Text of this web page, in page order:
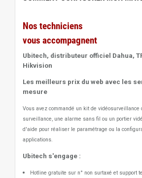
Nos techniciens
vous accompagnent
Ubitech, distributeur officiel Dahua,
Hikvision
Les meilleurs prix du web avec les
mesure
Vous avez commandé un kit de vidéosurveillance
surveillance, une alarme sans fil ou un portier
d'aide pour réaliser le paramétrage ou la
applications.
Ubitech s'engage :
Hotline gratuite sur n° non surtaxé et support